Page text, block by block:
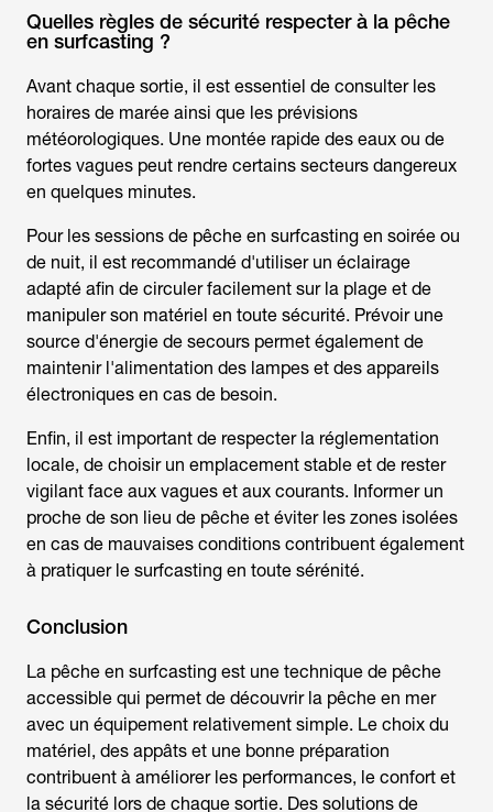
Quelles règles de sécurité respecter à la pêche
en surfcasting ?
Avant chaque sortie, il est essentiel de consulter les
horaires de marée ainsi que les prévisions
météorologiques. Une montée rapide des eaux ou de
fortes vagues peut rendre certains secteurs dangereux
en quelques minutes.
Pour les sessions de pêche en surfcasting en soirée ou
de nuit, il est recommandé d'utiliser un éclairage
adapté afin de circuler facilement sur la plage et de
manipuler son matériel en toute sécurité. Prévoir une
source d'énergie de secours permet également de
maintenir l'alimentation des lampes et des appareils
électroniques en cas de besoin.
Enfin, il est important de respecter la réglementation
locale, de choisir un emplacement stable et de rester
vigilant face aux vagues et aux courants. Informer un
proche de son lieu de pêche et éviter les zones isolées
en cas de mauvaises conditions contribuent également
à pratiquer le surfcasting en toute sérénité.
Conclusion
La pêche en surfcasting est une technique de pêche
accessible qui permet de découvrir la pêche en mer
avec un équipement relativement simple. Le choix du
matériel, des appâts et une bonne préparation
contribuent à améliorer les performances, le confort et
la sécurité lors de chaque sortie. Des solutions de